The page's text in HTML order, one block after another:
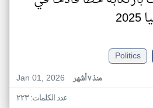
Politics
Jan 01, 2026
منذ ٧ أشهر
عدد الكلمات: ٢٢٣